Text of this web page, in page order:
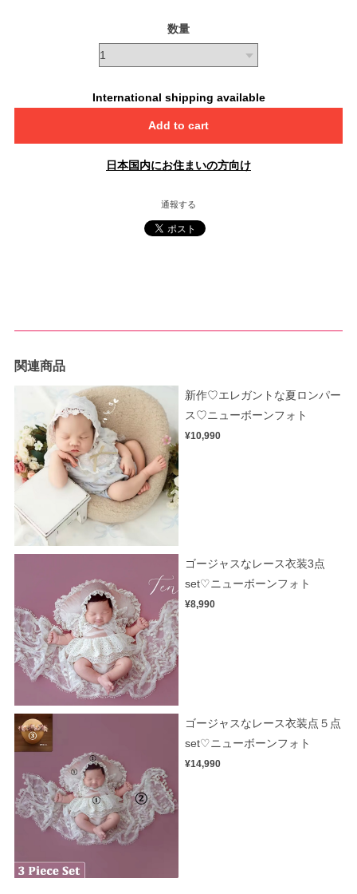
数量
International shipping available
Add to cart
日本国内にお住まいの方向け
通報する
関連商品
新作♡エレガントな夏ロンパー
ス♡ニューボーンフォト
¥10,990
ゴージャスなレース衣装3点
set♡ニューボーンフォト
¥8,990
ゴージャスなレース衣装点５点
set♡ニューボーンフォト
¥14,990